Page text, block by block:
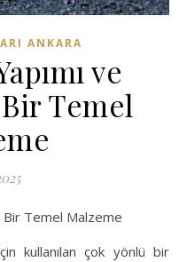
ANKARA
ve
Temel
Bir Temel Malzeme
kullanılan çok yönlü bir